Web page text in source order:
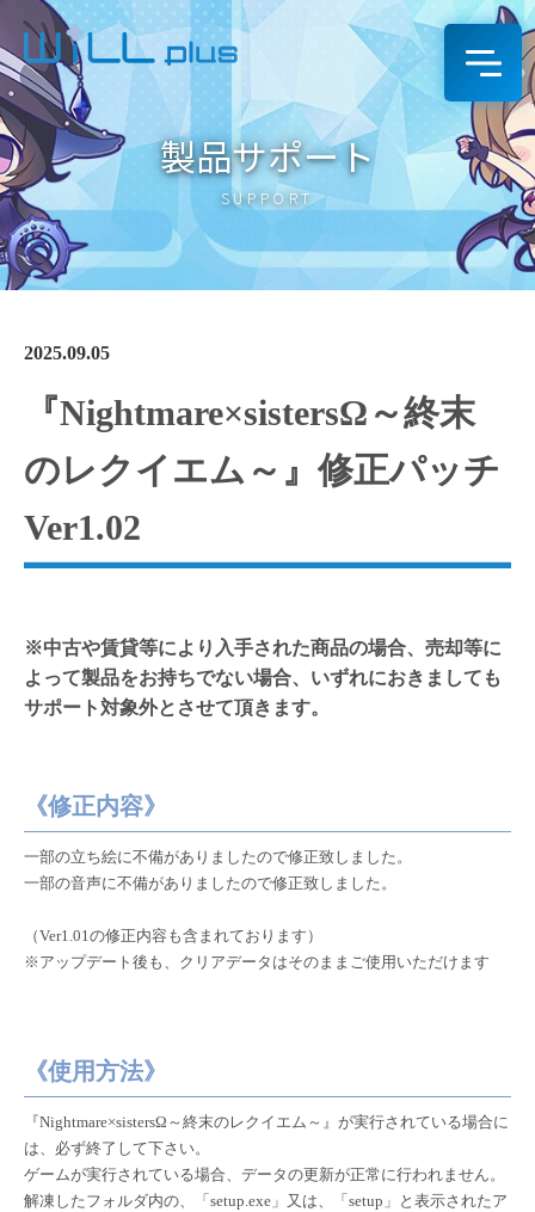
製品サポート
SUPPORT
2025.09.05
『Nightmare×sistersΩ～終末
のレクイエム～』修正パッチ
Ver1.02
※中古や賃貸等により入手された商品の場合、売却等に
よって製品をお持ちでない場合、いずれにおきましても
サポート対象外とさせて頂きます。
《修正内容》
一部の立ち絵に不備がありましたので修正致しました。
一部の音声に不備がありましたので修正致しました。
（Ver1.01の修正内容も含まれております）
※アップデート後も、クリアデータはそのままご使用いただけます
《使用方法》
『Nightmare×sistersΩ～終末のレクイエム～』が実行されている場合に
は、必ず終了して下さい。
ゲームが実行されている場合、データの更新が正常に行われません。
解凍したフォルダ内の、「setup.exe」又は、「setup」と表示されたア